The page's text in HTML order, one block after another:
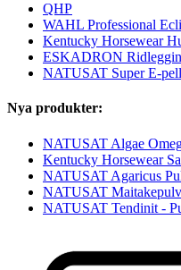
QHP
WAHL Professional
Kentucky Horsewear
ESKADRON
NATUSAT Super E-
Nya produkter:
NATUSAT Algae
Kentucky Horsewear
NATUSAT Agaricus
NATUSAT
NATUSAT Tendinit -